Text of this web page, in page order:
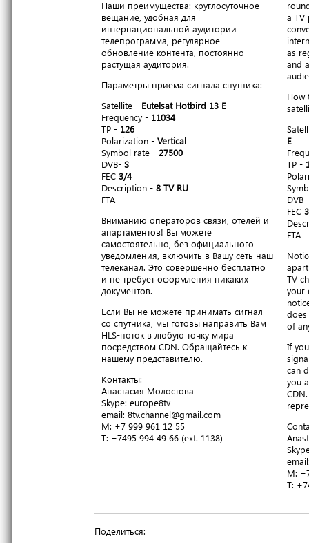
Наши преимущества: круглосуточное
вещание, удобная для
интернациональной аудитории
телепрограмма, регулярное
обновление контента, постоянно
растущая аудитория.
Параметры приема сигнала спутника:
Satellite - Eutelsat Hotbird 13 E
Frequency - 11034
TP - 126
Polarization - Vertical
Symbol rate - 27500
DVB- S
FEC 3/4
Description - 8 TV RU
FTA
Вниманию операторов связи, отелей и
апартаментов! Вы можете
самостоятельно, без официального
уведомления, включить в Вашу сеть наш
телеканал. Это совершенно бесплатно
и не требует оформления никаких
документов.
Если Вы не можете принимать сигнал
со спутника, мы готовы направить Вам
HLS-поток в любую точку мира
посредством CDN. Обращайтесь к
нашему представителю.
Контакты:
Анастасия Молостова
​Skype: europe8tv
email: 8tv.channel@gmail.com
M: +7 999 961 12 55
T​: +7495 994 49 66 (ext. 1138)
a TV
as
and
How
E
TP -
DVB-
FEC
FTA
TV
your
of
If
can
you
M:
T​:
Поделиться: